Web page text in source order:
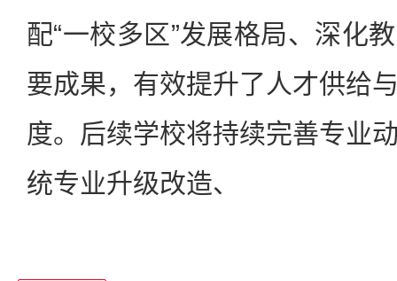
配“一校多区”发展格局、深化
要成果，有效提升了人才供给
度。后续学校将持续完善专业
统专业升级改造、